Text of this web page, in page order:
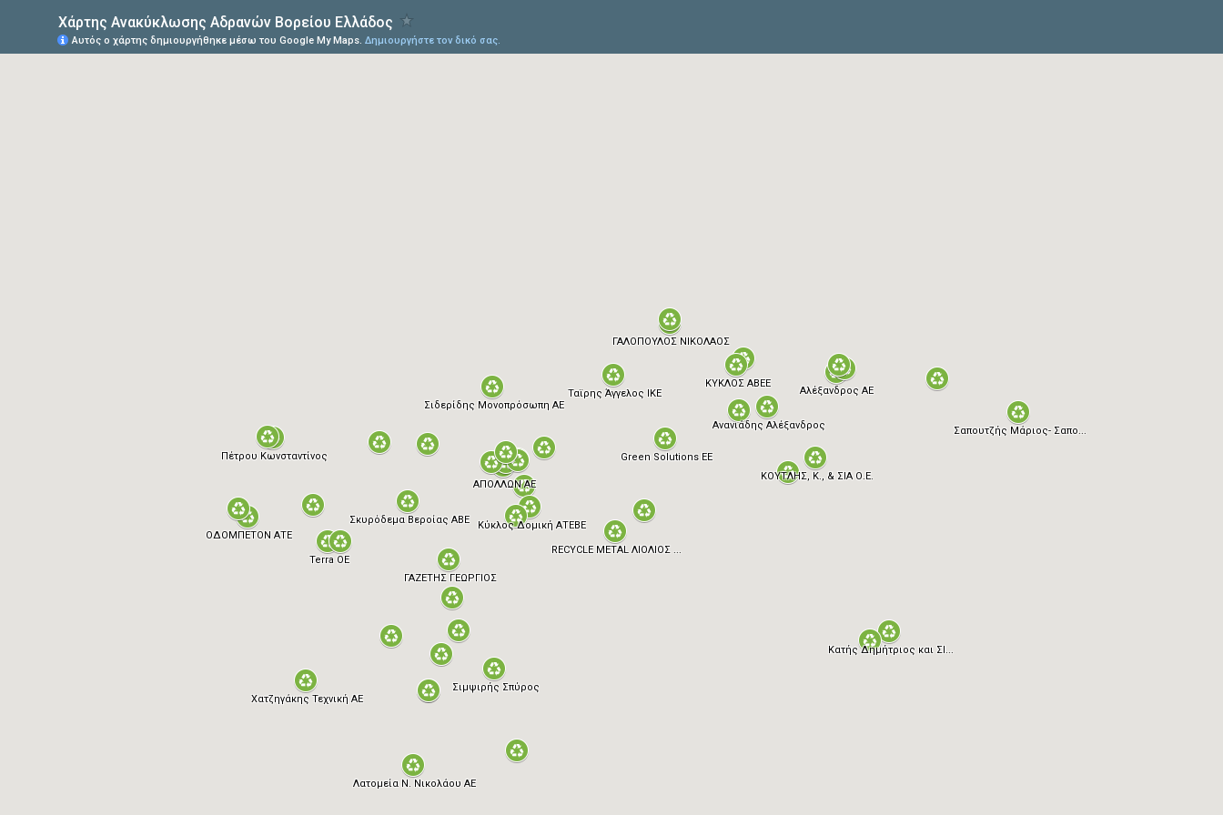
ΑΠΟΛΛΩΝ ΑΕ
Αλέξανδρος ΑΕ
ΓΑΖΕΤΗΣ ΓΕΩΡΓΙΟΣ
ΚΥΚΛΟΣ ΑΒΕΕ
ΟΔΟΜΠΕΤΟΝ ΑΤΕ
Σαπουτζής Μάριος- Σαπο...
Σκυρόδεμα Βεροίας ΑΒΕ
Ταϊρης Άγγελος ΙΚΕ
Κατής Δημήτριος και ΣΙ...
Λατομεία Ν. Νικολάου ΑΕ
Χατζηγάκης Τεχνική ΑΕ
Πέτρου Κωνσταντίνος
Terra ΟΕ
Κύκλος Δομική ΑΤΕΒΕ
ΓΑΛΟΠΟΥΛΟΣ ΝΙΚΟΛΑΟΣ
Σιδερίδης Μονοπρόσωπη ΑΕ
ΚΟΥΤΛΗΣ, Κ., & ΣΙΑ Ο.Ε.
Green Solutions ΕΕ
Σιμψιρής Σπύρος
Ανανιάδης Αλέξανδρος
RECYCLE METAL ΛΙΟΛΙΟΣ ...
Χάρτης Ανακύκλωσης Αδρανών Βορείου Ελλάδος
Αυτός ο χάρτης δημιουργήθηκε μέσω του Google My Maps. Δημιουργήστε τον δικό σας.